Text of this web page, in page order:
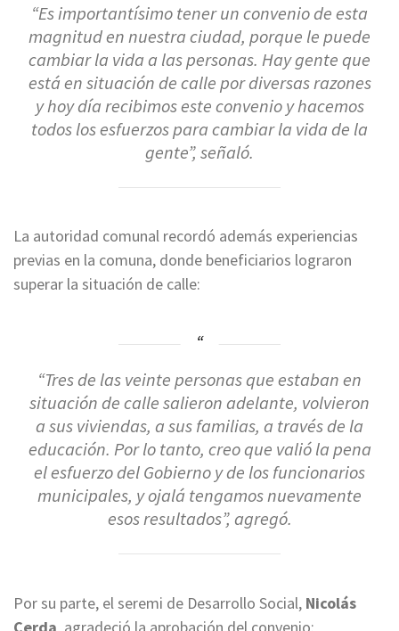
“Es importantísimo tener un convenio de esta
magnitud en nuestra ciudad, porque le puede
cambiar la vida a las personas. Hay gente que
está en situación de calle por diversas razones
y hoy día recibimos este convenio y hacemos
todos los esfuerzos para cambiar la vida de la
gente”, señaló.
La autoridad comunal recordó además experiencias
previas en la comuna, donde beneficiarios lograron
superar la situación de calle:
“Tres de las veinte personas que estaban en
situación de calle salieron adelante, volvieron
a sus viviendas, a sus familias, a través de la
educación. Por lo tanto, creo que valió la pena
el esfuerzo del Gobierno y de los funcionarios
municipales, y ojalá tengamos nuevamente
esos resultados”, agregó.
Por su parte, el seremi de Desarrollo Social, Nicolás
Cerda , agradeció la aprobación del convenio: